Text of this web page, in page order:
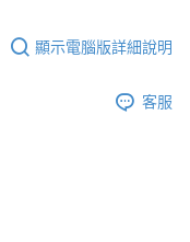
顯示電腦版詳細說明
客服